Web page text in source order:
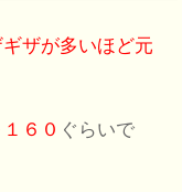
ザが多いほど元
６０ ぐらいで